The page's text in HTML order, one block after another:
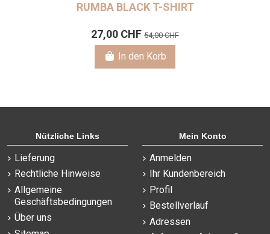
RUMBA BLACK T-SHIRT
27,00 CHF 54,00 CHF
In den Korb
Nützliche Links
Lieferung
Rechtliche Hinweise
Allgemeine
Geschäftsbedingungen
Über uns
Mein Konto
Anmelden
Ihr Kundenbereich
Profil
Bestellverlauf
Adressen